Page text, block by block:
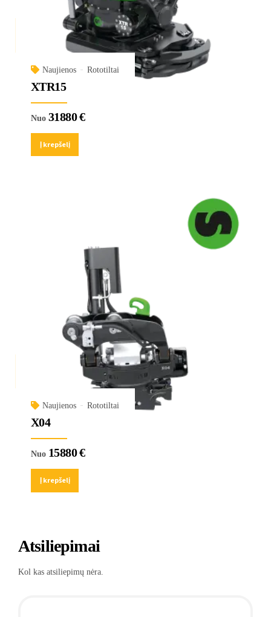
Naujienos Rototiltai
XTR15
Nuo 31880€
Į krepšelį
Naujienos Rototiltai
X04
Nuo 15880€
Į krepšelį
Atsiliepimai
Kol kas atsiliepimų nėra.